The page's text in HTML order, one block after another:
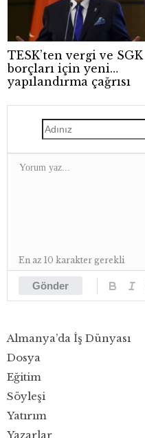
TESK’ten vergi ve SGK
borçları için yeni
yapılandırma çağrısı
Gönder
En az 10 karakter gerekli
Almanya’da İş Dünyası
Dosya
Eğitim
Söyleşi
Yatırım
Yazarlar